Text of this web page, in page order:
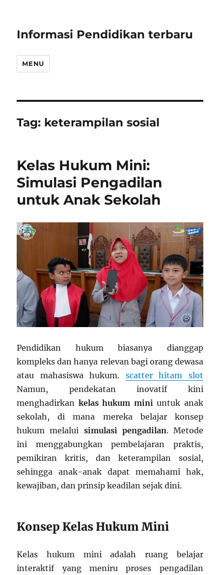
Informasi Pendidikan terbaru
MENU
Tag: keterampilan sosial
Kelas Hukum Mini:
Simulasi Pengadilan
untuk Anak Sekolah
Pendidikan hukum biasanya dianggap
kompleks dan hanya relevan bagi orang dewasa
atau mahasiswa hukum. scatter hitam slot
Namun, pendekatan inovatif kini
menghadirkan kelas hukum miniuntuk anak
sekolah, di mana mereka belajar konsep
hukum melalui simulasi pengadilan. Metode
ini menggabungkan pembelajaran praktis,
pemikiran kritis, dan keterampilan sosial,
sehingga anak-anak dapat memahami hak,
kewajiban, dan prinsip keadilan sejak dini.
Konsep Kelas Hukum Mini
Kelas hukum mini adalah ruang belajar
interaktif yang meniru proses pengadilan